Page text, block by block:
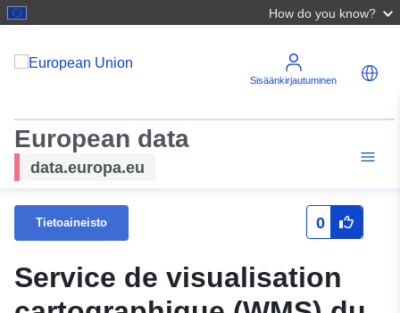
How do you know?
Sisäänkirjautuminen
European data
data.europa.eu
Tietoaineisto 0
Service de visualisation